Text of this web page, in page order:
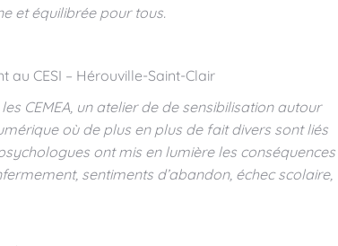
et équilibrée pour tous.
au CESI – Hérouville-Saint-Clair
CEMEA, un atelier de de sensibilisation autour
où de plus en plus de fait divers sont liés
ont mis en lumière les conséquences
sentiments d’abandon, échec scolaire,